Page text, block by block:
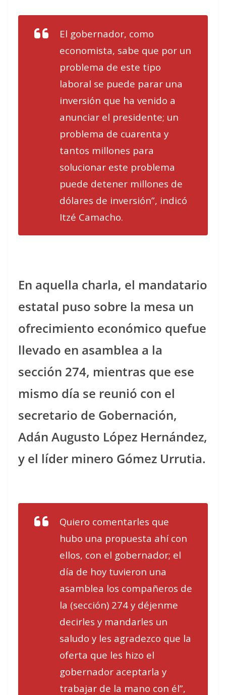
El gobernador, como
economista, sabe que por un
problema de este tipo
laboral se puede parar una
inversión que ha venido a
anunciar el presidente; un
problema de cuarenta y
tantos millones para
solucionar este problema
puede detener millones de
dólares de inversión”, indicó
Itzé Camacho.
En aquella charla, el mandatario
estatal puso sobre la mesa un
ofrecimiento económico quefue
llevado en asamblea a la
sección 274, mientras que ese
mismo día se reunió con el
secretario de Gobernación,
Adán Augusto López Hernández,
y el líder minero Gómez Urrutia.
Quiero comentarles que
hubo una propuesta ahí con
ellos, con el gobernador; el
día de hoy tuvieron una
asamblea los compañeros de
la (sección) 274 y déjenme
decirles y mandarles un
saludo y les agradezco que la
oferta que les hizo el
gobernador aceptarla y
trabajar de la mano con él”,